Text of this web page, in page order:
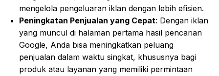
mengelola pengeluaran iklan dengan lebih efisien.
Peningkatan Penjualan yang Cepat: Dengan iklan
yang muncul di halaman pertama hasil pencarian
Google, Anda bisa meningkatkan peluang
penjualan dalam waktu singkat, khususnya bagi
produk atau layanan yang memiliki permintaan